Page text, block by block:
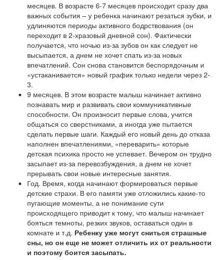
месяцев. В возрасте 6-7 месяцев происходит сразу два
важных события – у ребенка начинают резаться зубки, и
удлиняются периоды активного бодрствования (он
переходит в 2-хразовый дневной сон). Фактически
получается, что ночью из-за зубов он как следует не
высыпается, а днем не хочет спать из-за новых
впечатлений. Сон снова становится беспорядочным и
«устаканивается» новый график только недели через 2-
3.
9 месяцев. В этом возрасте малыш начинает активно
познавать мир и развивать свои коммуникативные
способности. Он произносит первые слова, учится
общаться со сверстниками, а иногда уже пытается
сделать первые шаги. Каждый его новый день до отказа
наполнен впечатлениями, «переварить» которые
детская психика просто не успевает. Вечером он трудно
засыпает из-за перевозбуждения, а днем не хочет
прерывать свои новые интересные занятия.
Год. Время, когда начинают формироваться первые
детские страхи. В его памяти уже отложились какие-то
пугающие моменты, а не понимание сути
происходящего приводит к тому, что малыш начинает
бояться темноты, резких звуков, оставаться один в
комнате и т.д. Ребенку уже могут сниться страшные
сны, но он еще не может отличить их от реальности
и поэтому боится засыпать.